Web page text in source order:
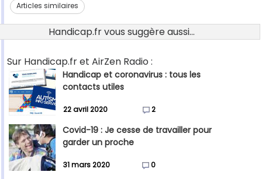
Articles similaires
Handicap.fr vous suggère aussi...
Sur Handicap.fr et AirZen Radio :
Handicap et coronavirus : tous les
contacts utiles
22 avril 2020 2
Covid-19 : Je cesse de travailler pour
garder un proche
31 mars 2020 0